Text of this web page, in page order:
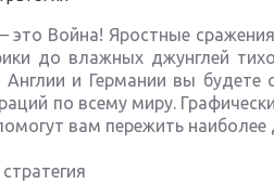
это Война! Яростные
до влажных джунглей
и Германии вы будете
по всему миру.
вам пережить